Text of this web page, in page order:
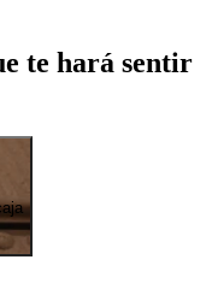
te hará sentir